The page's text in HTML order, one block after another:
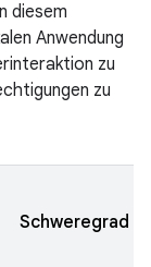
diesem
Anwendung
zu
zu
Schweregrad